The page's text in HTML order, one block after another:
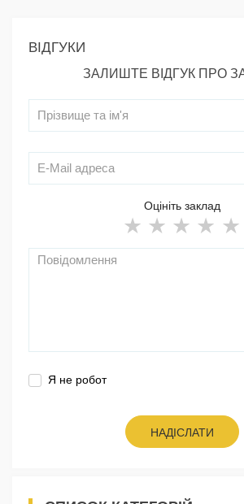
ВІДГУКИ
ЗАЛИШТЕ ВІДГУК ПРО
Оцініть заклад
Я не робот
НАДІСЛАТИ